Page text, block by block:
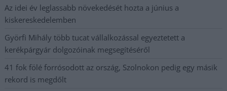
Az idei év leglassabb növekedését hozta a június a
kiskereskedelemben
Györfi Mihály több tucat vállalkozással egyeztetett a
kerékpárgyár dolgozóinak megsegítéséről
41 fok fölé forrósodott az ország, Szolnokon pedig egy másik
rekord is megdőlt